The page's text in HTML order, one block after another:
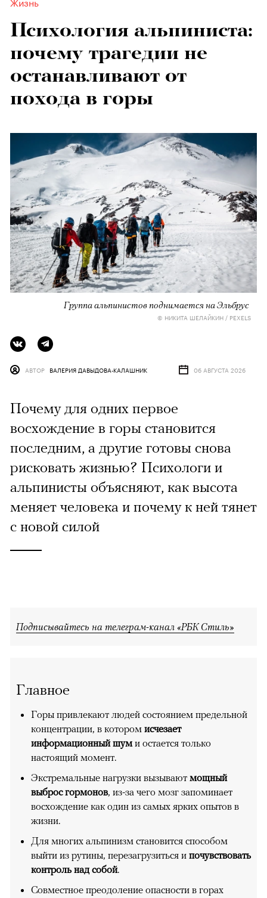
Психология альпиниста:
почему трагедии не
останавливают от
похода в горы
Группа альпинистов поднимается на Эльбрус
© НИКИТА ШЕЛАЙКИН / PEXELS
АВТОР ВАЛЕРИЯ ДАВЫДОВА-КАЛАШНИК 06 АВГУСТА 2026
Почему для одних первое
восхождение в горы становится
последним, а другие готовы снова
рисковать жизнью? Психологи и
альпинисты объясняют, как высота
меняет человека и почему к ней тянет
с новой силой
Подписывайтесь на телеграм-канал «РБК Стиль»
Главное
Горы привлекают людей состоянием предельной
концентрации, в котором исчезает
информационный шум и остается только
настоящий момент.
Экстремальные нагрузки вызывают мощный
выброс гормонов, из-за чего мозг запоминает
восхождение как один из самых ярких опытов в
жизни.
Для многих альпинизм становится способом
выйти из рутины, перезагрузиться и почувствовать
контроль над собой.
Совместное преодоление опасности в горах